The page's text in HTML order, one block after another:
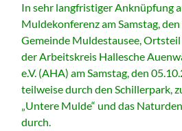
In sehr langfristiger Anknüpfung
Muldekonferenz am Samstag,
Gemeinde Muldestausee,
der Arbeitskreis Hallesche
e.V. (AHA) am Samstag, den
teilweise durch den Schillerpark,
„Untere Mulde“ und das
durch.